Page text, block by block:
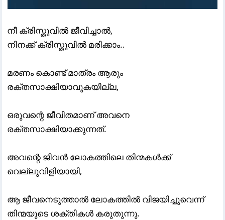
നീ ക്രിസ്തുവിൽ ജീവിച്ചാൽ,
നിനക്ക് ക്രിസ്തുവിൽ മരിക്കാം..
മരണം കൊണ്ട് മാത്രം ആരും
രക്തസാക്ഷിയാവുകയില്ല,
ഒരുവന്റെ ജീവിതമാണ് അവനെ
രക്തസാക്ഷിയാക്കുന്നത്.
അവന്റെ ജീവൻ ലോകത്തിലെ തിന്മകൾക്ക്
വെല്ലുവിളിയായി,
ആ ജീവനെടുത്താൽ ലോകത്തിൽ വിജയിച്ചുവെന്ന്
തിന്മയുടെ ശക്തികൾ കരുതുന്നു.